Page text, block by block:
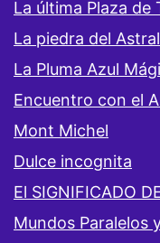
La última Plaza de
La piedra del Astral
La Pluma Azul
Encuentro con el
Mont Michel
Dulce incognita
El SIGNIFICADO
Mundos Paralelos